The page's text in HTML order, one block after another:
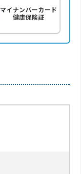
マイナンバーカード
健康保険証